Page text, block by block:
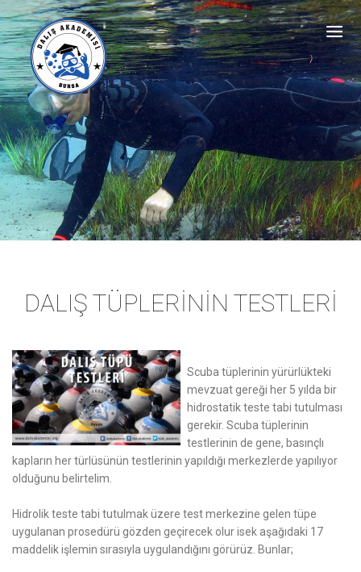
DALIŞ TÜPLERİNİN TESTLERİ
Scuba tüplerinin yürürlükteki
mevzuat gereği her 5 yılda bir
hidrostatik teste tabi tutulması
gerekir. Scuba tüplerinin
testlerinin de gene, basınçlı
kapların her türlüsünün testlerinin yapıldığı merkezlerde yapılıyor
olduğunu belirtelim.
Hidrolik teste tabi tutulmak üzere test merkezine gelen tüpe
uygulanan prosedürü gözden geçirecek olur isek aşağıdaki 17
maddelik işlemin sırasıyla uygulandığını görürüz. Bunlar;